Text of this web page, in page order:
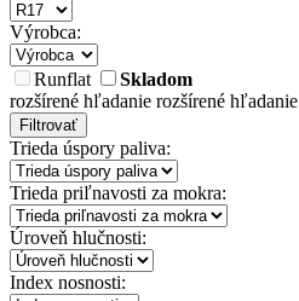
Výrobca:
Runflat
Skladom
rozšírené hľadanie rozšírené hľadanie
Filtrovať
Trieda úspory paliva:
Trieda priľnavosti za mokra:
Úroveň hlučnosti:
Index nosnosti: